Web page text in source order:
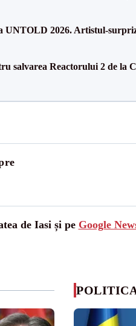
UNTOLD 2026. Artistul-
salvarea Reactorului 2 de la
de Iasi și pe Google